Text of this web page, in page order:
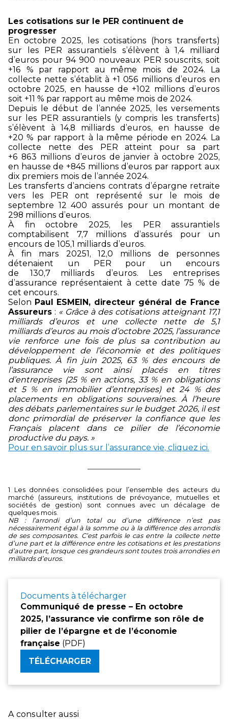
Les cotisations sur le PER continuent de
progresser
En octobre 2025, les cotisations (hors transferts)
sur les PER assurantiels s’élèvent à 1,4 milliard
d’euros pour 94 900 nouveaux PER souscrits, soit
+16 % par rapport au même mois de 2024. La
collecte nette s’établit à +1 056 millions d’euros en
octobre 2025, en hausse de +102 millions d’euros
soit +11 % par rapport au même mois de 2024.
Depuis le début de l’année 2025, les versements
sur les PER assurantiels (y compris les transferts)
s’élèvent à 14,8 milliards d’euros, en hausse de
+20 % par rapport à la même période en 2024. La
collecte nette des PER atteint pour sa part
+6 863 millions d’euros de janvier à octobre 2025,
en hausse de +845 millions d’euros par rapport aux
dix premiers mois de l’année 2024.
Les transferts d’anciens contrats d’épargne retraite
vers les PER ont représenté sur le mois de
septembre 12 400 assurés pour un montant de
298 millions d’euros.
À fin octobre 2025, les PER assurantiels
comptabilisent 7,7 millions d’assurés pour un
encours de 105,1 milliards d’euros.
À fin mars 20251, 12,0 millions de personnes
détenaient un PER pour un encours
de
130,7 milliards
d’euros. Les entreprises
d’assurance représentaient à cette date 75 % de
cet encours.
Selon Paul ESMEIN, directeur général de France
Assureurs : « Grâce à des cotisations atteignant 17,1
milliards d’euros et une collecte nette de 5,1
milliards d’euros au mois d’octobre 2025, l’assurance
vie renforce une fois de plus sa contribution au
développement de l’économie et des politiques
publiques. À fin juin 2025, 63 % des encours de
l’assurance vie sont ainsi placés en titres
d’entreprises (25 % en actions, 33 % en obligations
et 5 % en immobilier d’entreprises) et 24 % des
placements en obligations souveraines. À l’heure
des débats parlementaires sur le budget 2026, il est
donc primordial de préserver la confiance que les
Français placent dans ce pilier de l’économie
productive du pays. »
Pour en savoir plus sur l’assurance vie, cliquez ici.
1 Les données consolidées pour l’ensemble des acteurs du
marché (assureurs, institutions de prévoyance, mutuelles et
sociétés de gestion) sont connues avec un décalage de
quelques mois.
NB : l’arrondi d’un total ou d’une différence n’est pas
nécessairement égal à la somme ou à la différence des arrondis
de ses composantes. C’est parfois le cas entre la collecte nette
d’une part et la différence entre les cotisations et les prestations
d’autre part, lorsque ces grandeurs sont toutes trois arrondies en
milliards d’euros.
Documents à télécharger
Communiqué de presse – En octobre
2025, l’assurance vie confirme son rôle de
pilier de l’épargne et de l’économie
française (PDF)
TÉLÉCHARGER
A consulter aussi